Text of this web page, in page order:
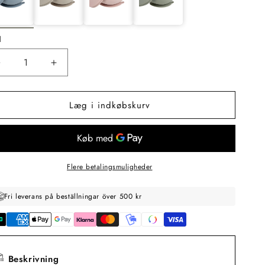
Øg
antallet
for
b.box
Madskål
Silikone,
Blå
Læg i indkøbskurv
Flere betalingsmuligheder
Fri leverans på beställningar över 500 kr
Beskrivning